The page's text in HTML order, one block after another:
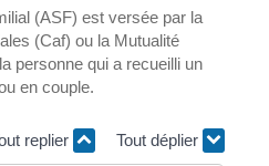
(ASF) est versée par la
(Caf) ou la Mutualité
personne qui a recueilli un
en couple.
replier Tout déplier